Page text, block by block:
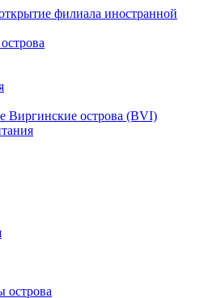
филиала иностранной
Виргинские острова (BVI)
острова